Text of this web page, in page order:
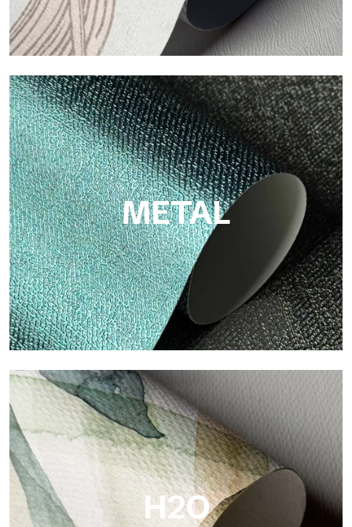
ECO
Eco de Tecnografica es el papel pintado ecológico de fibra de
celulosa: soporte sostenible, sin PVC, con colores claros y de
alta calidad.
METAL
Metal
Metal es el papel pintado metálico de Tecnografica, con
reflejos metálicos únicos que resaltan los colores oro, plata,
cobre y ricos.
H2O